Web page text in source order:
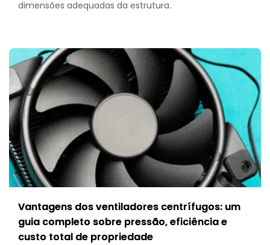
dimensões adequadas da estrutura.
Vantagens dos ventiladores centrífugos: um
guia completo sobre pressão, eficiência e
custo total de propriedade